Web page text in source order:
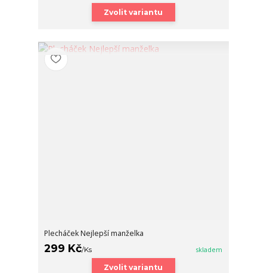
Zvolit variantu
Plecháček Nejlepší manželka
299 Kč/Ks skladem
Zvolit variantu